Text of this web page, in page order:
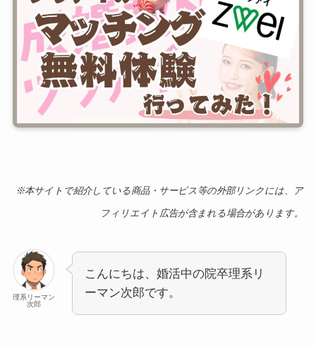
※本サイトで紹介している商品・サービス等の外部リンクには、ア
フィリエイト広告が含まれる場合があります。
理系リーマン
次郎
こんにちは、婚活中の院卒理系リ
ーマン次郎です。